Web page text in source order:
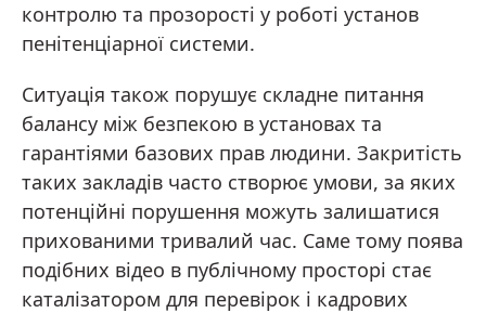
контролю та прозорості у роботі установ
пенітенціарної системи.
Ситуація також порушує складне питання
балансу між безпекою в установах та
гарантіями базових прав людини. Закритість
таких закладів часто створює умови, за яких
потенційні порушення можуть залишатися
прихованими тривалий час. Саме тому поява
подібних відео в публічному просторі стає
каталізатором для перевірок і кадрових